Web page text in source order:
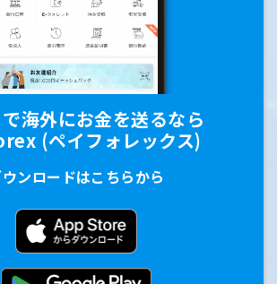
海外にお金を送るなら
(ペイフォレックス)
ンロードはこちらから